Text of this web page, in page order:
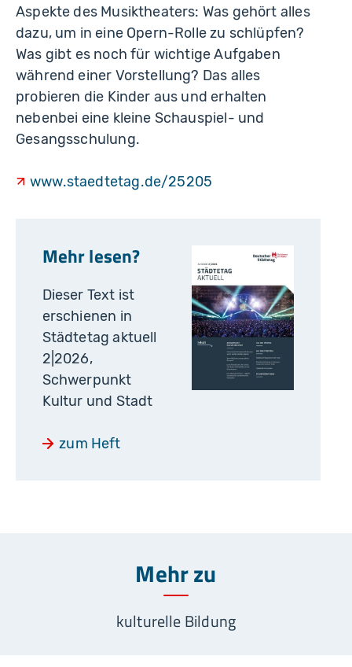
Aspekte des Musiktheaters: Was gehört alles
dazu, um in eine Opern-Rolle zu schlüpfen?
Was gibt es noch für wichtige Aufgaben
während einer Vorstellung? Das alles
probieren die Kinder aus und erhalten
nebenbei eine kleine Schauspiel- und
Gesangsschulung.
www.staedtetag.de/25205
Mehr lesen?
Dieser Text ist
erschienen in
Städtetag aktuell
2|2026,
Schwerpunkt
Kultur und Stadt
zum Heft
Mehr zu
kulturelle Bildung